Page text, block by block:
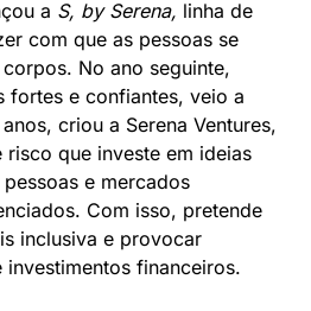
mesmo ano, venceu oUS
das Quadras, ocupou seis
da WTA (do inglês Women’s
prêmios.
não é marcada apenas
Às conquistas no
parcerias com diversas
produtos audiovisuais,
sociais e empreendimentos